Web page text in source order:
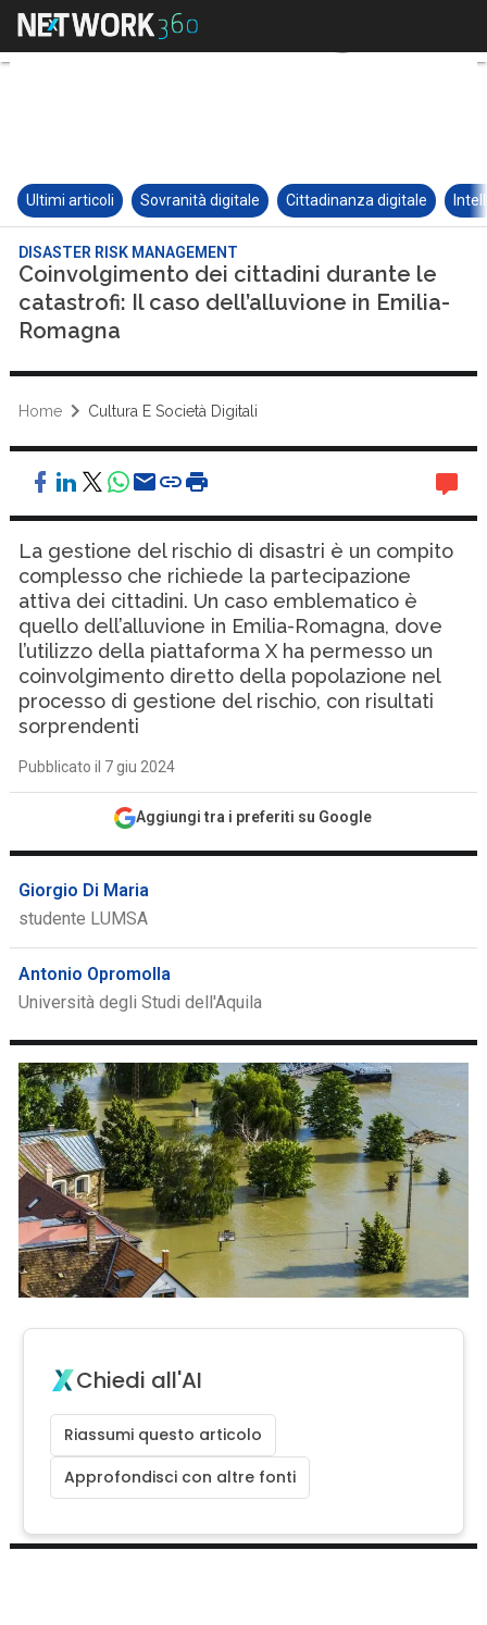
Ultimi articoli Sovranità digitale Cittadinanza digitale
DISASTER RISK MANAGEMENT
Coinvolgimento dei cittadini durante le
catastrofi: Il caso dell’alluvione in Emilia-
Romagna
Home Cultura E Società Digitali
La gestione del rischio di disastri è un compito
complesso che richiede la partecipazione
attiva dei cittadini. Un caso emblematico è
quello dell’alluvione in Emilia-Romagna, dove
l’utilizzo della piattaforma X ha permesso un
coinvolgimento diretto della popolazione nel
processo di gestione del rischio, con risultati
sorprendenti
Pubblicato il 7 giu 2024
Aggiungi tra i preferiti su Google
Giorgio Di Maria
studente LUMSA
Antonio Opromolla
Università degli Studi dell'Aquila
Chiedi all'AI
Riassumi questo articolo
Approfondisci con altre fonti